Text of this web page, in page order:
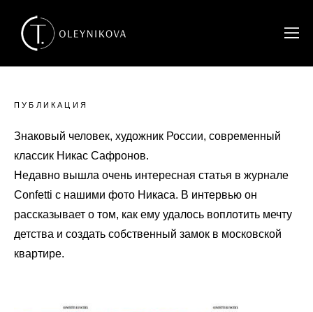
ПУБЛИКАЦИЯ
Знаковый человек, художник России, современный
классик Никас Сафронов.
Недавно вышла очень интересная статья в журнале
Confetti c нашими фото Никаса. В интервью он
рассказывает о том, как ему удалось воплотить мечту
детства и создать собственный замок в московской
квартире.